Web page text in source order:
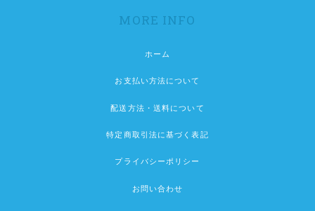
MORE INFO
ホーム
お支払い方法について
配送方法・送料について
特定商取引法に基づく表記
プライバシーポリシー
お問い合わせ